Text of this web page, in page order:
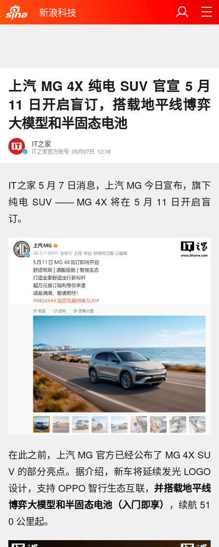
新浪科技
上汽 MG 4X 纯电 SUV 官宣 5 月
11 日开启盲订，搭载地平线博弈
大模型和半固态电池
IT之家
IT之家官方账号 05月07日 12:16
IT之家 5 月 7 日消息，上汽 MG 今日宣布，旗下
纯电 SUV —— MG 4X 将在 5 月 11 日开启盲
订。
在此之前，上汽 MG 官方已经公布了 MG 4X SU
V 的部分亮点。据介绍，新车将延续发光 LOGO
设计，支持 OPPO 智行生态互联， 并搭载地平线
博弈大模型和半固态电池（入门即享） ，续航 51
0 公里起。